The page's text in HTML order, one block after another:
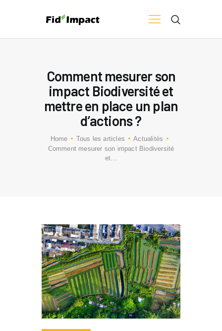
Comment mesurer son
impact Biodiversité et
mettre en place un plan
d’actions ?
Home Tous les articles
Actualités
Comment mesurer son impact Biodiversité
et...
LABELS, EVALUATIONS ET
DÉMARCHES RSE
SOCIÉTÉ À MISSION
RESSOURCES
NOS ENGAGEMENTS